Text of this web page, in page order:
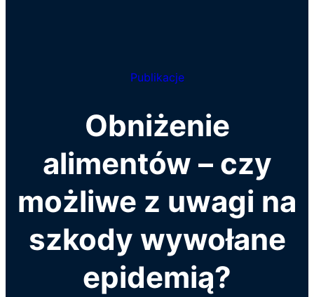
Publikacje
Obniżenie
alimentów – czy
możliwe z uwagi na
szkody wywołane
epidemią?